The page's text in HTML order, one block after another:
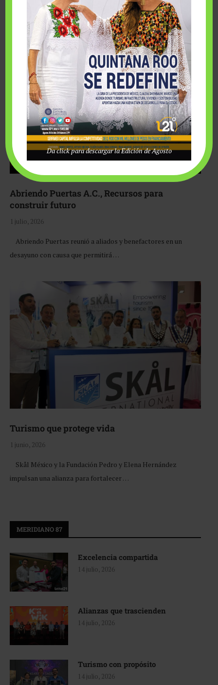
Fairmont Mayakoba y Make-A-Wish México unieron
esfuerzos para hacer realidad el deseo de una …
Abriendo Puertas A.C., Recursos para
construir futuro
1 julio, 2026
Abriendo Puertas reunió a aliados y benefactores en un
desayuno con causa que permitirá …
Turismo que protege vida
1 junio, 2026
Skål México y la Fundación Pedro y Elena Hernández
impulsan una alianza para fortalecer …
MERIDIANO 87
Excelencia compartida
14 julio, 2026
Alianzas que trascienden
14 julio, 2026
Turismo con propósito
14 julio, 2026
Da click para descargar la Edición de Agosto